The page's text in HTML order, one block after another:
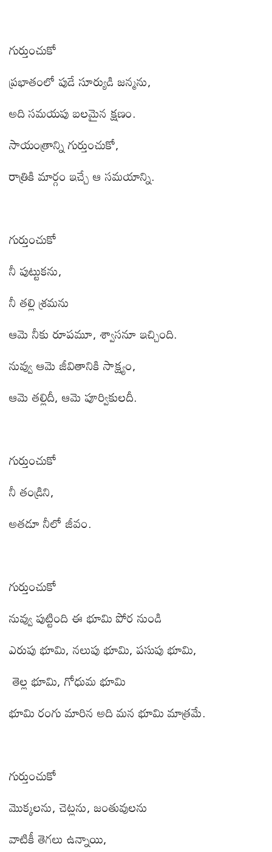
గుర్తుంచుకో
ప్రభాతంలో పుడే సూర్యుడి జన్మను,
అది సమయపు బలమైన క్షణం.
సాయంత్రాన్ని గుర్తుంచుకో,
రాత్రికి మార్గం ఇచ్చే ఆ సమయాన్ని.
గుర్తుంచుకో
నీ పుట్టుకను,
నీ తల్లి శ్రమను
ఆమె నీకు రూపమూ, శ్వాసనూ ఇచ్చింది.
నువ్వు ఆమె జీవితానికి సాక్ష్యం,
ఆమె తల్లిదీ, ఆమె పూర్వికులదీ.
గుర్తుంచుకో
నీ తండ్రిని,
అతడూ నీలో జీవం.
గుర్తుంచుకో
నువ్వు పుట్టింది ఈ భూమి పోర నుండి
ఎరుపు భూమి, నలుపు భూమి, పసుపు భూమి,
తెల్ల భూమి, గోధుమ భూమి
భూమి రంగు మారిన అది మన భూమి మాత్రమే.
గుర్తుంచుకో
మొక్కలను, చెట్లను, జంతువులను
వాటికీ తెగలు ఉన్నాయి,